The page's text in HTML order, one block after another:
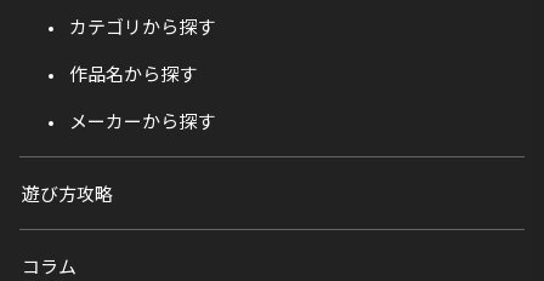
カテゴリから探す
作品名から探す
メーカーから探す
遊び方攻略
コラム